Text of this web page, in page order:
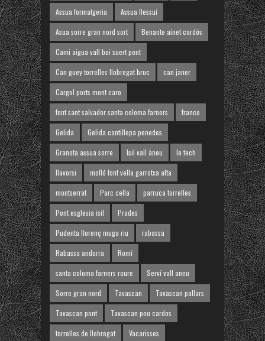
Assua formatgeria
Assua llessuí
Asua sorre gran nord sort
Benante ainet cardós
Cami aigua vall boi suert pont
Can guey torrelles llobregat bruc
can janer
Cargol ports mont caro
font sant salvador santa coloma farners
france
Gelida
Gelida cantillepa penedes
Granota assua sorre
Isil vall àneu
le tech
llavorsi
molló font vella garrotxa alta
montserrat
Parc cella
parruca torrelles
Pont esglesia isil
Prades
Pudenta llorenç muga riu
rabassa
Rabassa andorra
Romí
santa coloma farners roure
Serví vall aneu
Sorre gran nord
Tavascan
Tavascan pallars
Tavascan pont
Tavascan pou cardos
torrelles de llobregat
Vacarisses